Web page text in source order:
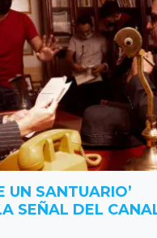
UN SANTUARIO’
SEÑAL DEL